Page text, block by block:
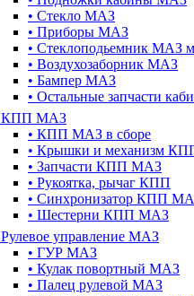
• Стекло МАЗ
• Приборы МАЗ
• Стеклоподьемник МАЗ
• Воздухозаборник МАЗ
• Бампер МАЗ
• Остальные запчасти
КПП МАЗ
• КПП МАЗ в сборе
• Крышки и механизм
• Запчасти КПП МАЗ
• Рукоятка, рычаг КПП
• Синхронизатор КПП
• Шестерни КПП МАЗ
Рулевое управление МАЗ
• ГУР МАЗ
• Кулак повортный МАЗ
• Палец рулевой МАЗ